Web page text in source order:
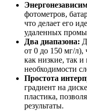
фотометров,
что делает его
удаленных
Два диапазона:
от 0 до 150 мг/л),
как низкие, так и
необходимости
Простота
градиент на
пластика,
результаты.